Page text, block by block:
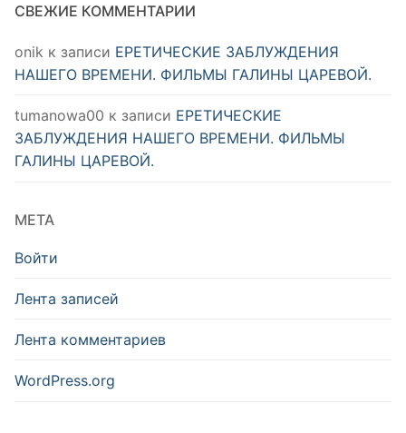
СВЕЖИЕ КОММЕНТАРИИ
onik к записи ЕРЕТИЧЕСКИЕ ЗАБЛУЖДЕНИЯ
НАШЕГО ВРЕМЕНИ. ФИЛЬМЫ ГАЛИНЫ ЦАРЕВОЙ.
tumanowa00 к записи ЕРЕТИЧЕСКИЕ
ЗАБЛУЖДЕНИЯ НАШЕГО ВРЕМЕНИ. ФИЛЬМЫ
ГАЛИНЫ ЦАРЕВОЙ.
МЕТА
Войти
Лента записей
Лента комментариев
WordPress.org